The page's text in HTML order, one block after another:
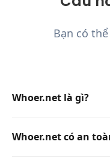
Bạn có
Whoer.net là gì?
Whoer.net có an